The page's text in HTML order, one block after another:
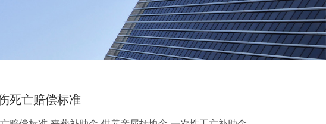
死亡赔偿标准